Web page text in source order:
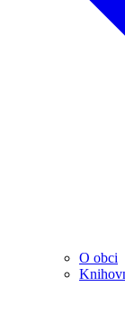
O obci